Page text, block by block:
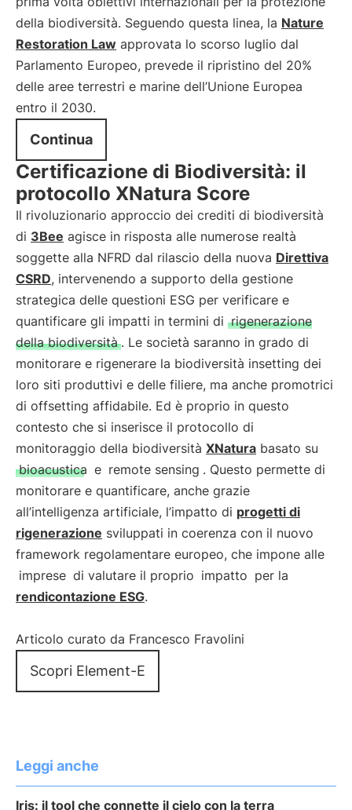
della biodiversità. Seguendo questa linea, la Nature
Restoration Law approvata lo scorso luglio dal
Parlamento Europeo, prevede il ripristino del 20%
delle aree terrestri e marine dell’Unione Europea
entro il 2030.
Continua
Certificazione di Biodiversità: il
protocollo XNatura Score
Il rivoluzionario approccio dei crediti di biodiversità
di 3Bee agisce in risposta alle numerose realtà
soggette alla NFRD dal rilascio della nuova Direttiva
CSRD, intervenendo a supporto della gestione
strategica delle questioni ESG per verificare e
quantificare gli impatti in termini di rigenerazione
della biodiversità . Le società saranno in grado di
monitorare e rigenerare la biodiversità insetting dei
loro siti produttivi e delle filiere, ma anche promotrici
di offsetting affidabile. Ed è proprio in questo
contesto che si inserisce il protocollo di
monitoraggio della biodiversità XNatura basato su
bioacustica e remote sensing . Questo permette di
monitorare e quantificare, anche grazie
all’intelligenza artificiale, l’impatto di progetti di
rigenerazione sviluppati in coerenza con il nuovo
framework regolamentare europeo, che impone alle
imprese di valutare il proprio impatto per la
rendicontazione ESG.
Articolo curato da Francesco Fravolini
Scopri Element-E
Leggi anche
Iris: il tool che connette il cielo con la terra